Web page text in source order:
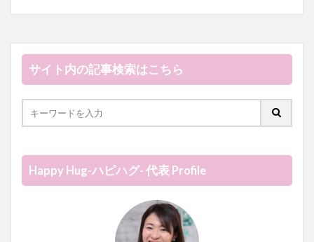
サイト内の記事検索はこちら
Happy Hug-ハピハグ- 代表 Profile